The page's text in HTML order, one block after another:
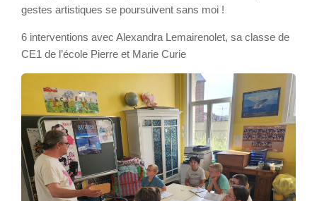
gestes artistiques se poursuivent sans moi !
6 interventions avec Alexandra Lemairenolet, sa classe de
CE1 de l’école Pierre et Marie Curie